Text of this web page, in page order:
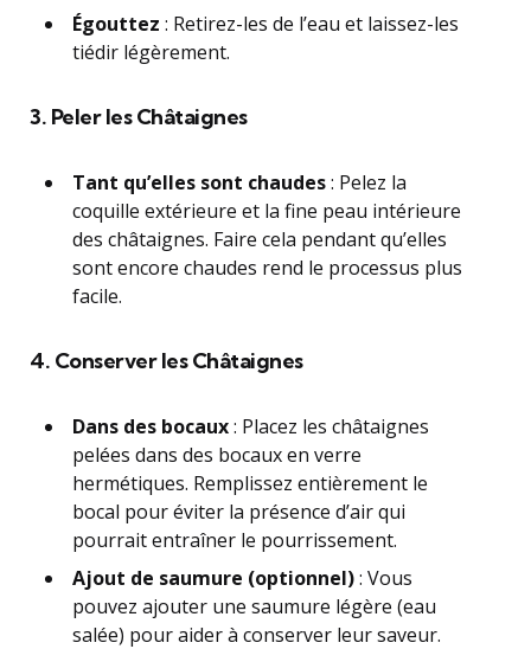
Égouttez : Retirez-les de l’eau et laissez-les
tiédir légèrement.
3. Peler les Châtaignes
Tant qu’elles sont chaudes: Pelez la
coquille extérieure et la fine peau intérieure
des châtaignes. Faire cela pendant qu’elles
sont encore chaudes rend le processus plus
facile.
4. Conserver les Châtaignes
Dans des bocaux: Placez les châtaignes
pelées dans des bocaux en verre
hermétiques. Remplissez entièrement le
bocal pour éviter la présence d’air qui
pourrait entraîner le pourrissement.
Ajout de saumure (optionnel): Vous
pouvez ajouter une saumure légère (eau
salée) pour aider à conserver leur saveur.